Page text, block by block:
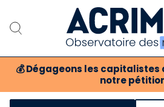
💰 Dégageons les capitalistes
notre
Notre